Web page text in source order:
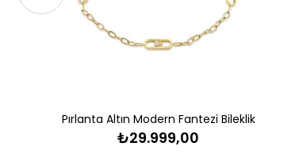
Pırlanta Altın Modern Fantezi Bileklik
₺29.999,00